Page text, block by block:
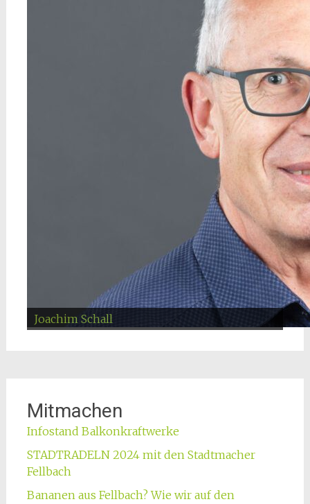
Sabine Stephan
Maikäferfest
Joachim Schall
Plakatieren
Alfred Wegmann
Alexander Kern
Vortrag Stadtbäume
Nathan Seibold
Roland Schmid
Mitmachen
Infostand Balkonkraftwerke
STADTRADELN 2024 mit den Stadtmacher
Fellbach
Bananen aus Fellbach? Wie wir auf den